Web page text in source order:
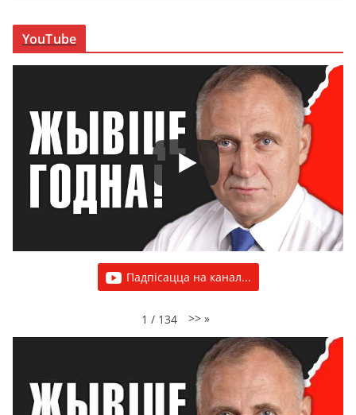
YouTube
Падпісацца на канал...
1 / 134 >> »